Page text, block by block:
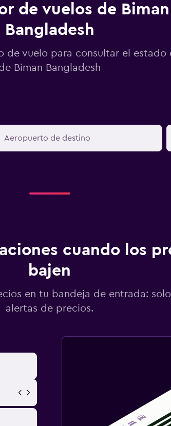
de vuelos de Biman
Bangladesh
de vuelo para consultar el estado
Biman Bangladesh
cuando los
bajen
en tu bandeja de entrada:
alertas de precios.